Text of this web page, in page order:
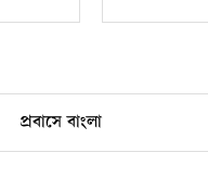
প্রবাসে বাংলা